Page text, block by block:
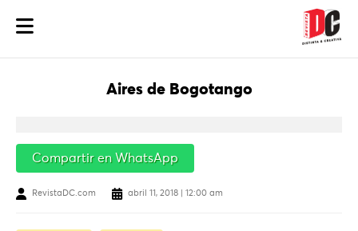
Aires de Bogotango
Compartir en WhatsApp
RevistaDC.com abril 11, 2018 | 12:00 am